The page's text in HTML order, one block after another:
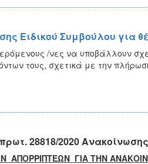
Ειδικού Συμβούλου για
/νες να υποβάλλουν
τους, σχετικά με την
28818/2020
ΓΙΑ ΤΗΝ